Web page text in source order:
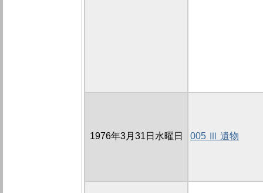
1976年3月31日水曜日 005 Ⅲ 遺物